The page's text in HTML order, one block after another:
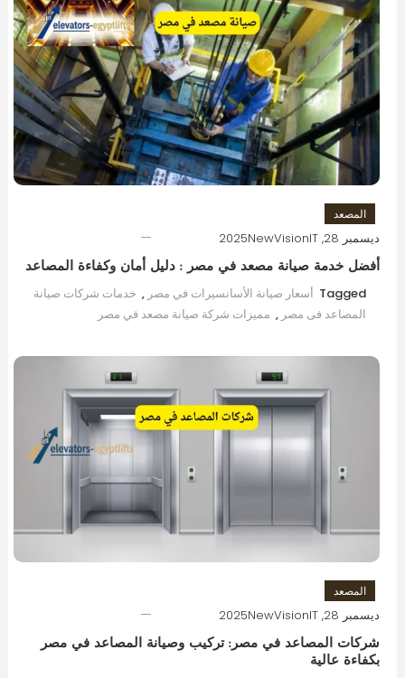
المصعد
ديسمبر 28, 2025 NewVisionIT
أفضل خدمة صيانة مصعد في مصر : دليل أمان وكفاءة المصاعد
Tagged أسعار صيانة الأسانسيرات في مصر , خدمات شركات صيانة
المصاعد فى مصر , مميزات شركة صيانة مصعد في مصر
المصعد
ديسمبر 28, 2025 NewVisionIT
شركات المصاعد في مصر: تركيب وصيانة المصاعد في مصر
بكفاءة عالية